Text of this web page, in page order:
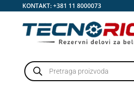
KONTAKT:+381 11 8000073
Products
search